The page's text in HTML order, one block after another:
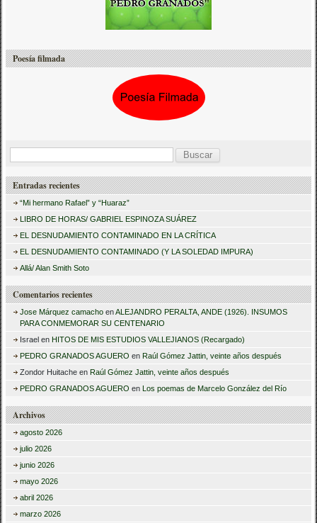
Poesía filmada
s
r
Entradas recientes
“Mi hermano Rafael” y “Huaraz”
LIBRO DE HORAS/ GABRIEL ESPINOZA SUÁREZ
EL DESNUDAMIENTO CONTAMINADO EN LA CRÍTICA
EL DESNUDAMIENTO CONTAMINADO (Y LA SOLEDAD IMPURA)
Allá/ Alan Smith Soto
Comentarios recientes
Jose Márquez camacho enALEJANDRO PERALTA, ANDE (1926). INSUMOS
PARA CONMEMORAR SU CENTENARIO
Israel en HITOS DE MIS ESTUDIOS VALLEJIANOS (Recargado)
PEDRO GRANADOS AGUERO en Raúl Gómez Jattin, veinte años después
Zondor Huitache en Raúl Gómez Jattin, veinte años después
PEDRO GRANADOS AGUERO en Los poemas de Marcelo González del Río
Archivos
agosto 2026
julio 2026
junio 2026
mayo 2026
abril 2026
marzo 2026